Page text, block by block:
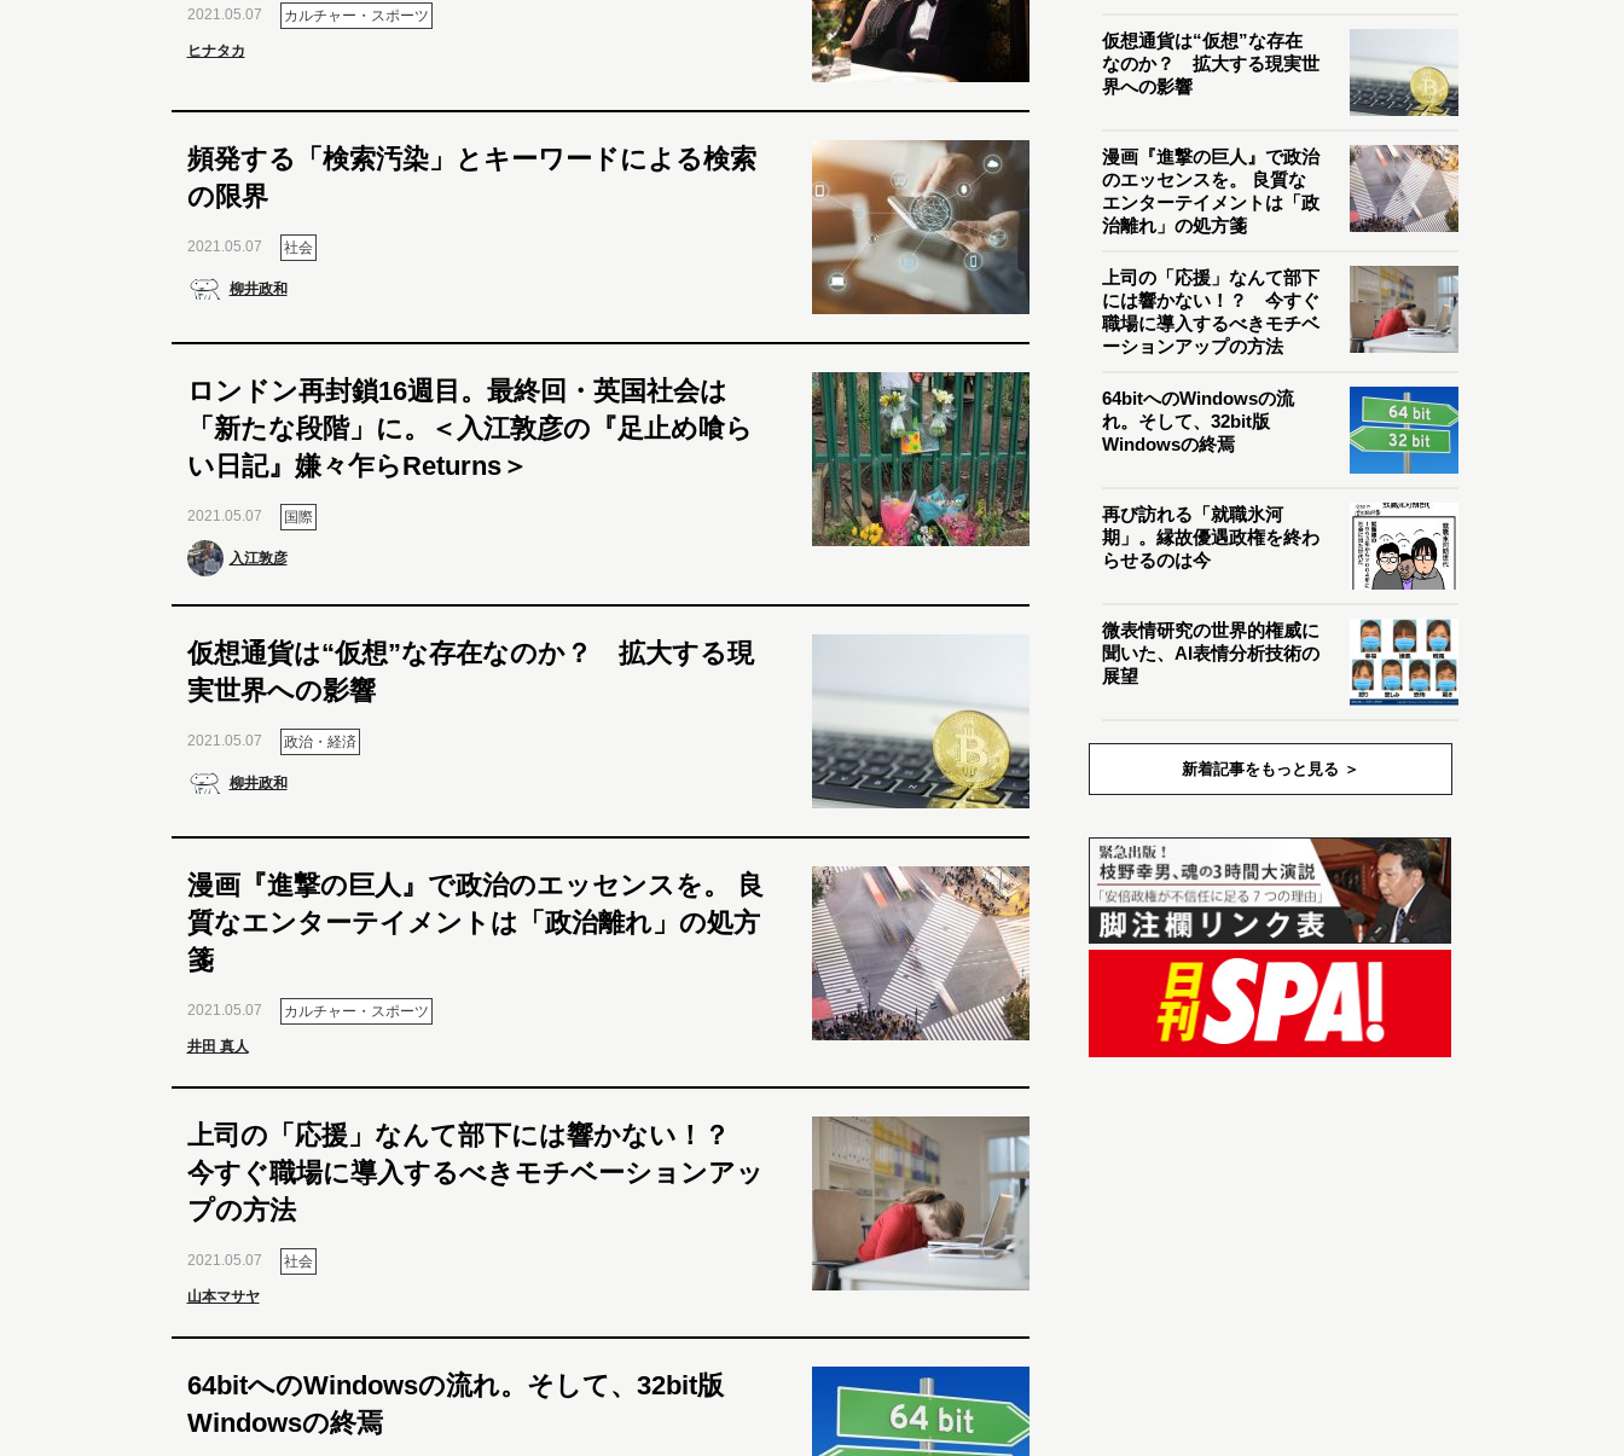
2021.05.07 カルチャー・スポーツ
ヒナタカ
頻発する「検索汚染」とキーワードによる検索
の限界
2021.05.07 社会
柳井政和
ロンドン再封鎖16週目。最終回・英国社会は
「新たな段階」に。＜入江敦彦の『足止め喰ら
い日記』嫌々乍らReturns＞
2021.05.07 国際
入江敦彦
仮想通貨は“仮想”な存在なのか？ 拡大する現
実世界への影響
2021.05.07 政治・経済
柳井政和
漫画『進撃の巨人』で政治のエッセンスを。 良
質なエンターテイメントは「政治離れ」の処方
箋
2021.05.07 カルチャー・スポーツ
井田 真人
上司の「応援」なんて部下には響かない！？
今すぐ職場に導入するべきモチベーションアッ
プの方法
2021.05.07 社会
山本マサヤ
64bitへのWindowsの流れ。そして、32bit版
Windowsの終焉
仮想通貨は“仮想”な存在
なのか？ 拡大する現実世
界への影響
漫画『進撃の巨人』で政治
のエッセンスを。 良質な
エンターテイメントは「政
治離れ」の処方箋
上司の「応援」なんて部下
には響かない！？ 今すぐ
職場に導入するべきモチベ
ーションアップの方法
64bitへのWindowsの流
れ。そして、32bit版
Windowsの終焉
再び訪れる「就職氷河
期」。縁故優遇政権を終わ
らせるのは今
微表情研究の世界的権威に
聞いた、AI表情分析技術の
展望
新着記事をもっと見る